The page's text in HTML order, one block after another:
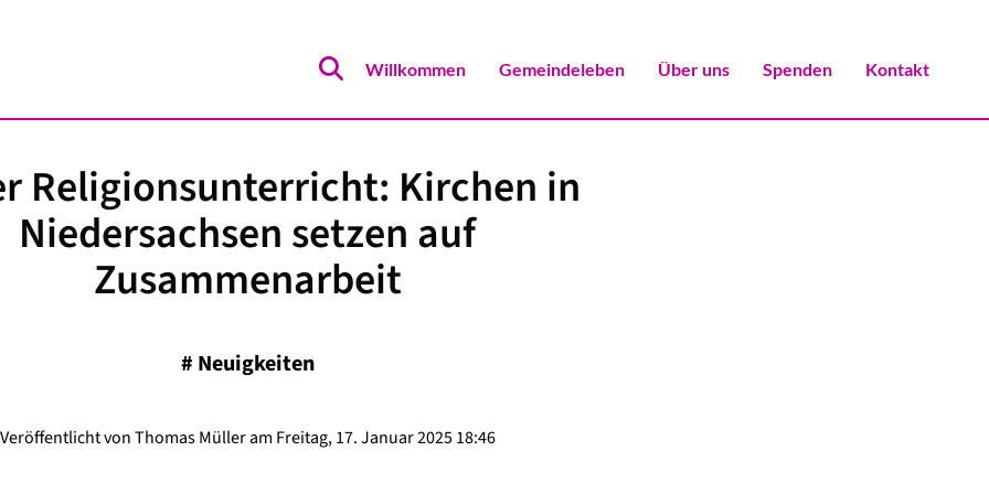
Willkommen Gemeindeleben Über uns Spenden Kontakt
Religionsunterricht: Kirchen in
Niedersachsen setzen auf
Zusammenarbeit
# Neuigkeiten
Veröffentlicht von Thomas Müller am Freitag, 17. Januar 2025 18:46